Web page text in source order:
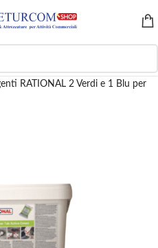
RATIONAL 2 Verdi e 1 Blu per